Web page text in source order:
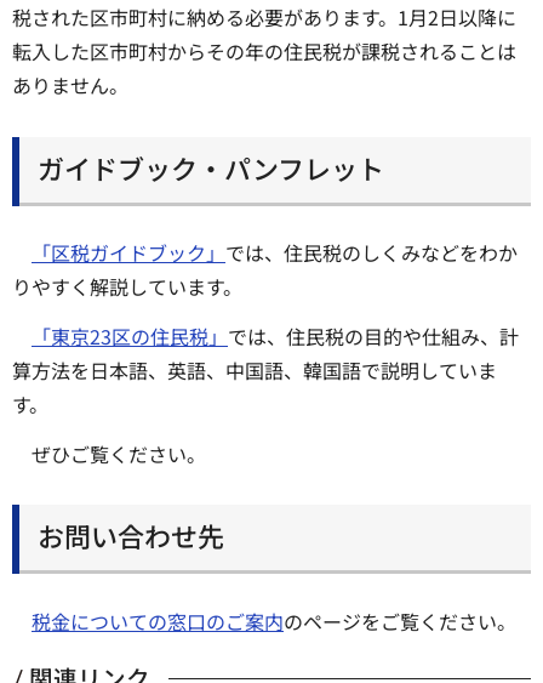
税された区市町村に納める必要があります。1月2日以降に
転入した区市町村からその年の住民税が課税されることは
ありません。
ガイドブック・パンフレット
「区税ガイドブック」 では、住民税のしくみなどをわか
りやすく解説しています。
「東京23区の住民税」 では、住民税の目的や仕組み、計
算方法を日本語、英語、中国語、韓国語で説明していま
す。
ぜひご覧ください。
お問い合わせ先
税金についての窓口のご案内のページをご覧ください。